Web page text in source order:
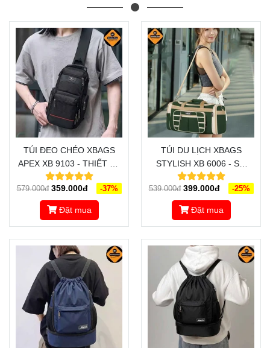
TÚI ĐEO CHÉO XBAGS
APEX XB 9103 - THIẾT KẾ
HIỆN ĐẠI, TIỆN LỢI VÀ
PHONG CÁCH
579.000đ 359.000đ -37%
Đặt mua
TÚI DU LỊCH XBAGS
STYLISH XB 6006 - SỰ
LỰA CHỌN TUYỆT VỜI
CHO NHỮNG CHUYẾN DU
LỊCH, CÔNG TÁC
539.000đ 399.000đ -25%
Đặt mua